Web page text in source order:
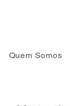
Quem Somos